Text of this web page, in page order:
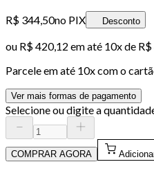
R$ 344,50no PIX Desconto
ou R$ 420,12 em até 10x de
Parcele em até 10x com o
Ver mais formas de pagamento
Selecione ou digite a
COMPRAR AGORA